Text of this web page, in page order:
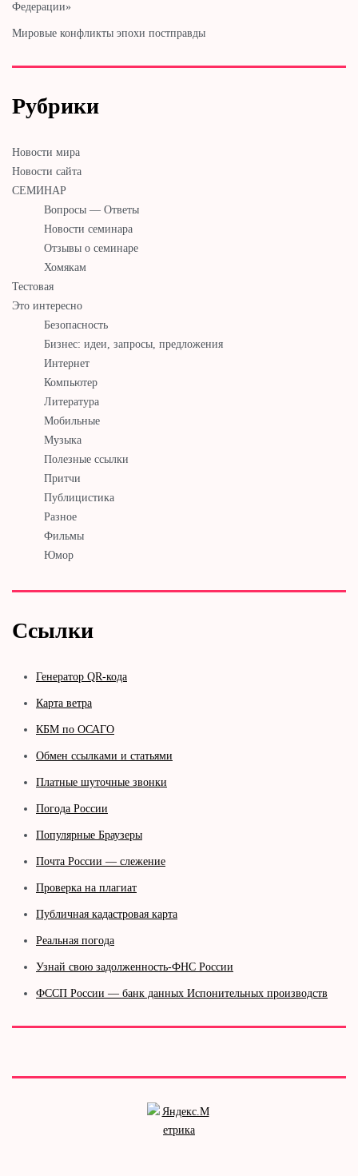
Федерации»
Мировые конфликты эпохи постправды
Рубрики
Новости мира
Новости сайта
СЕМИНАР
Вопросы — Ответы
Новости семинара
Отзывы о семинаре
Хомякам
Тестовая
Это интересно
Безопасность
Бизнес: идеи, запросы, предложения
Интернет
Компьютер
Литература
Мобильные
Музыка
Полезные ссылки
Притчи
Публицистика
Разное
Фильмы
Юмор
Ссылки
Генератор QR-кода
Карта ветра
КБМ по ОСАГО
Обмен ссылками и статьями
Платные шуточные звонки
Погода России
Популярные Браузеры
Почта России — слежение
Проверка на плагиат
Публичная кадастровая карта
Реальная погода
Узнай свою задолженность-ФНС России
ФССП России — банк данных Испонительных производств